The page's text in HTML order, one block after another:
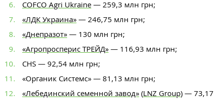
COFCO Agri Ukraine — 259,3 млн грн;
«ЛДК Украина» — 246,75 млн грн;
«Днепразот» — 130 млн грн;
«Агропросперис ТРЕЙД» — 116,93 млн грн;
CHS — 92,54 млн грн;
«Органик Системс» — 81,13 млн грн;
«Лебединский семенной завод» (LNZ Group) — 73,17